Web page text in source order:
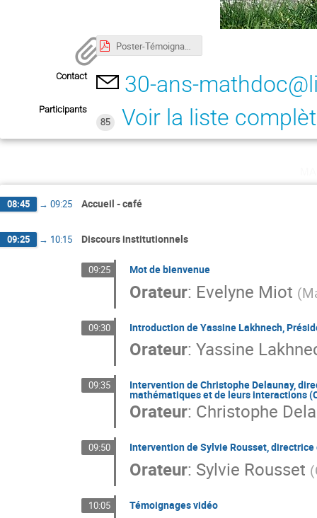
Poster-Témoignages.pdf
Contact 30-ans-
Participants
85
Voir la liste
08:45 → 09:25 Accueil - café
09:25 → 10:15 Discours institutionnels
09:25 Mot de bienvenue
Orateur: Evelyne Miot (
09:30 Introduction de Yassine Lakhnech,
Orateur:Yassine
09:35 Intervention de Christophe Delaunay,
mathématiques et de leurs interactions
Orateur: Christophe
09:50 Intervention de Sylvie Rousset,
Orateur: Sylvie Rousset (
10:05 Témoignages vidéo